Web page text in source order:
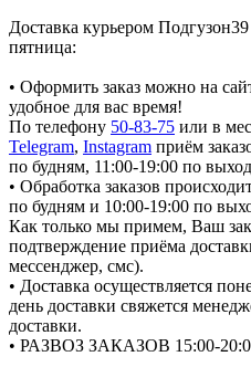
Доставка курьером
пятница:
• Оформить заказ можно на
удобное для вас время!
По телефону 50-83-75 или в
Telegram, Instagram приём
по будням, 11:00-19:00 по
• Обработка заказов
по будням и 10:00-19:00 по
Как только мы примем, Ваш
подтверждение приёма
мессенджер, смс).
• Доставка осуществляется
день доставки свяжется
доставки.
• РАЗВОЗ ЗАКАЗОВ 15:00-